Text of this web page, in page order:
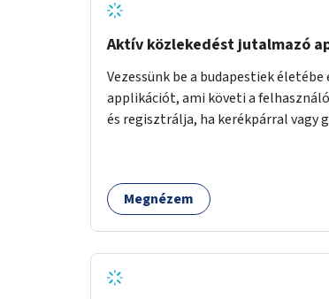
Aktív közlekedést jutalmazó
Vezessünk be a budapestiek életébe
applikációt, ami követi a
és regisztrálja, ha kerékpárral vagy
üzleti partnereknél kedvezményekre,
ajándékokra válthat a felhasználó.
Megnézem